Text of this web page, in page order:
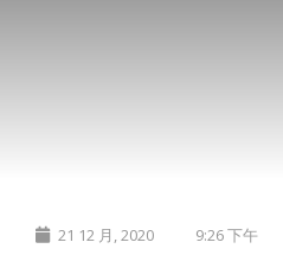
21 12 月, 2020 9:26 下午